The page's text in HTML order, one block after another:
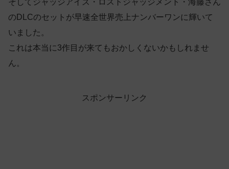
そしてジャッジアイズ・ロストジャッジメント・海藤さん
のDLCのセットが早速全世界売上ナンバーワンに輝いて
いました。
これは本当に3作目が来てもおかしくないかもしれませ
ん。
スポンサーリンク